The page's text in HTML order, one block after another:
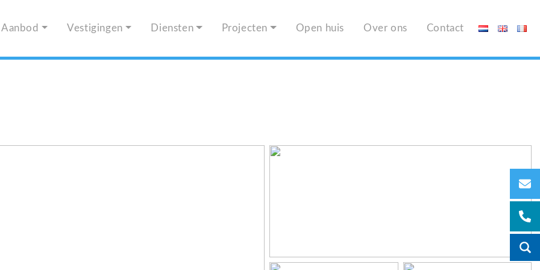
Aanbod Vestigingen Diensten Projecten Open huis Over ons Contact